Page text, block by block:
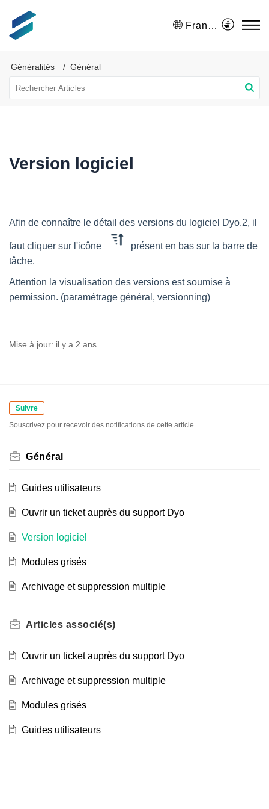
Français (France)
Généralités Général
Version logiciel
Afin de connaître le détail des versions du logiciel Dyo.2, il
faut cliquer sur l'icône
présent en bas sur la barre de
tâche.
Attention la visualisation des versions est soumise à
permission. (paramétrage général, versionning)
Mise à jour: il y a 2 ans
Suivre
Souscrivez pour recevoir des notifications de cette article.
Général
Guides utilisateurs
Ouvrir un ticket auprès du support Dyo
Version logiciel
Modules grisés
Archivage et suppression multiple
Articles associé(s)
Ouvrir un ticket auprès du support Dyo
Archivage et suppression multiple
Modules grisés
Guides utilisateurs